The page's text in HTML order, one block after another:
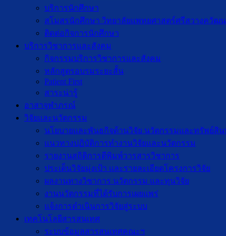
บริการนักศึกษา
สโมสรนักศึกษา วิทยาลัยแพทยศาสตร์ศรีสวางควัฒน
ติดต่อกิจการนักศึกษา
บริการวิชาการและสังคม
กิจกรรมบริการวิชาการและสังคม
หลักสูตรอบรมระยะสั้น
Patient First
สาระน่ารู้
อาสาจุฬาภรณ์
วิจัยและนวัตกรรม
นโยบายและพันธกิจด้านวิจัย นวัตกรรมและทรัพย์สิ
แนวทางปฏิบัติการทำงานวิจัยและนวัตกรรม
รายงานสถิติการตีพิมพ์วารสารวิชาการ
ประเด็นวิจัยมุ่งเป้า และรายละเอียดโครงการวิจัย
ผลงานทางวิชาการ นวัตกรรม และทุนวิจัย
งานนวัตกรรมที่ได้รับการเผยแพร่
แจ้งการดำเนินการวิจัยสู่ระบบ
เทคโนโลยีสารสนเทศ
ระบบข้อมูลสารสนเทศคณะฯ